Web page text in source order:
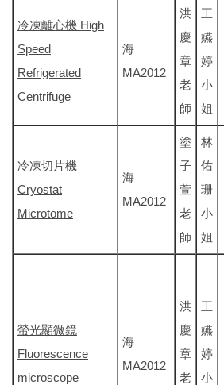
冷凍離心機 High
Speed
Refrigerated
Centrifuge
海
MA2012
洪
慶
章
老
師
王
嬿
婷
小
姐
冷凍切片機
Cryostat
Microtome
海
MA2012
塗
子
萱
老
師
林
佑
珊
小
姐
螢光顯微鏡
Fluorescence
microscope
海
MA2012
洪
慶
章
老
王
嬿
婷
小